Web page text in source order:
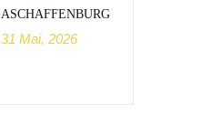
ASCHAFFENBURG
31 Mai, 2026